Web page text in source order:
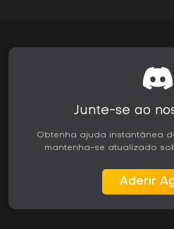
Junte-se ao
Obtenha ajuda instantânea
mantenha-se atualizado
Aderir